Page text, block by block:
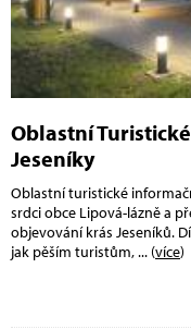
Oblastní
Jeseníky
Oblastní turistické
srdci obce Lipová-lázně a
objevování krás Jeseníků.
jak pěším turistům,... (více)